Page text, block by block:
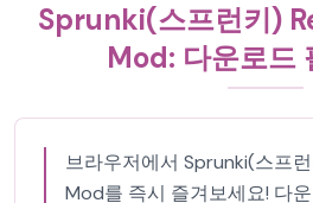
Sprunki(스프런키)
Mod: 다운로드
브라우저에서 Sprunki(스프
Mod를 즉시 즐겨보세요! 다